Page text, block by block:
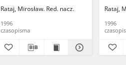
Rataj, Mirosław. Red. nacz.
1996
czasopisma
Rataj,
1996